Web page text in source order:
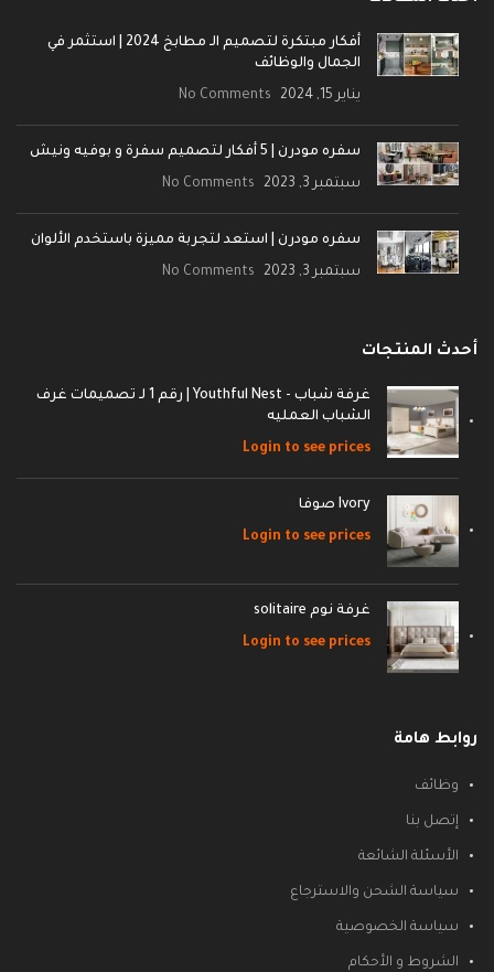
أفكار مبتكرة لتصميم الـ مطابخ 2024 | استثمر في
الجمال والوظائف
يناير 15, 2024 No Comments
سفره مودرن | 5 أفكار لتصميم سفرة و بوفيه ونيش
سبتمبر 3, 2023 No Comments
سفره مودرن | استعد لتجربة مميزة باستخدم الألوان
سبتمبر 3, 2023 No Comments
أحدث المنتجات
غرفة شباب - Youthful Nest | رقم 1 لـ تصميمات غرف
الشباب العمليه
Login to see prices
Ivory صوفا
Login to see prices
غرفة نوم solitaire
Login to see prices
روابط هامة
وظائف
إتصل بنا
الأسئلة الشائعة
سياسة الشحن والاسترجاع
سياسة الخصوصية
الشروط و الأحكام